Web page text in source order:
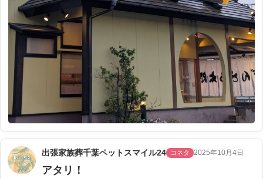
出張家族葬千葉ペットスマイル24 コネタ 2025年10月4日
アタリ！